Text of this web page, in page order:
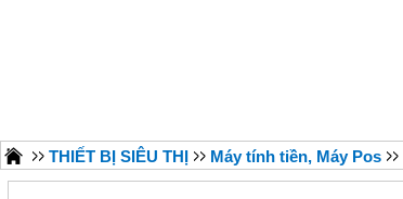
THIẾT BỊ SIÊU THỊ Máy tính tiền, Máy Pos